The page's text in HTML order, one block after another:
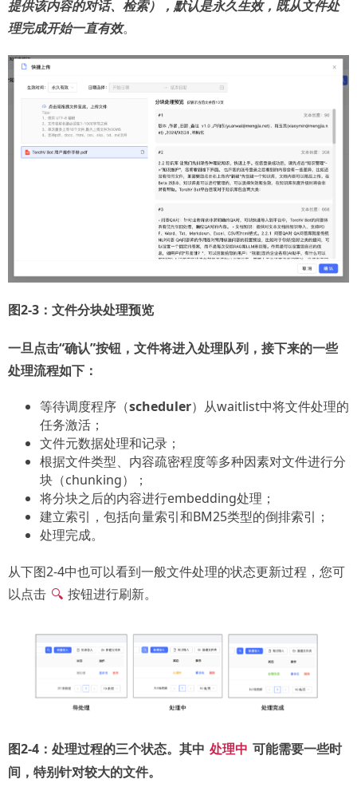
提供该内容的对话、检索），默认是永久生效，既从文件处
理完成开始一直有效。
图2-3：文件分块处理预览
一旦点击“确认”按钮，文件将进入处理队列，接下来的一些
处理流程如下：
等待调度程序（scheduler）从waitlist中将文件处理的
任务激活；
文件元数据处理和记录；
根据文件类型、内容疏密程度等多种因素对文件进行分
块（chunking）；
将分块之后的内容进行embedding处理；
建立索引，包括向量索引和BM25类型的倒排索引；
处理完成。
从下图2-4中也可以看到一般文件处理的状态更新过程，您可
以点击 🔍 按钮进行刷新。
图2-4：处理过程的三个状态。其中 处理中 可能需要一些时
间，特别针对较大的文件。